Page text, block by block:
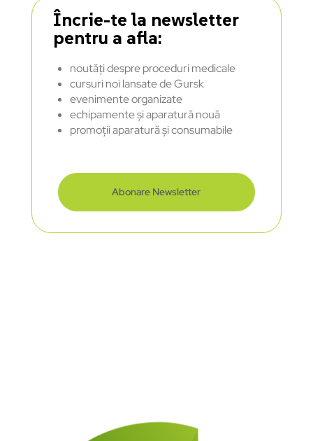
Încrie-te la newsletter
pentru a afla:
noutăți despre proceduri medicale
cursuri noi lansate de Gursk
evenimente organizate
echipamente și aparatură nouă
promoții aparatură și consumabile
Abonare Newsletter